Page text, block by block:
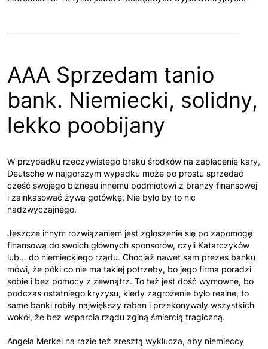
AAA Sprzedam tanio
bank. Niemiecki, solidny,
lekko poobijany
W przypadku rzeczywistego braku środków na zapłacenie kary,
Deutsche w najgorszym wypadku może po prostu sprzedać
część swojego biznesu innemu podmiotowi z branży finansowej
i zainkasować żywą gotówkę. Nie było by to nic
nadzwyczajnego.
Jeszcze innym rozwiązaniem jest zgłoszenie się po zapomogę
finansową do swoich głównych sponsorów, czyli Katarczyków
lub… do niemieckiego rządu. Chociaż nawet sam prezes banku
mówi, że póki co nie ma takiej potrzeby, bo jego firma poradzi
sobie i bez pomocy z zewnątrz. To też jest dość wymowne, bo
podczas ostatniego kryzysu, kiedy zagrożenie było realne, to
same banki robiły największy raban i przekonywały wszystkich
wokół, że bez wsparcia rządu zginą śmiercią tragiczną.
Angela Merkel na razie też zresztą wyklucza, aby niemieccy